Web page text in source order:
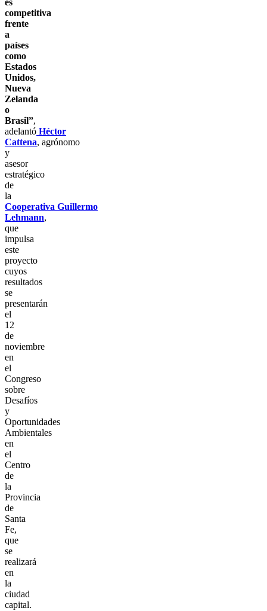
es
competitiva
frente
a
países
como
Estados
Unidos,
Nueva
Zelanda
o
Brasil”,
adelantó Héctor
Cattena, agrónomo
y
asesor
estratégico
de
la
Cooperativa Guillermo
Lehmann,
que
impulsa
este
proyecto
cuyos
resultados
se
presentarán
el
12
de
noviembre
en
el
Congreso
sobre
Desafíos
y
Oportunidades
Ambientales
en
el
Centro
de
la
Provincia
de
Santa
Fe,
que
se
realizará
en
la
ciudad
capital.